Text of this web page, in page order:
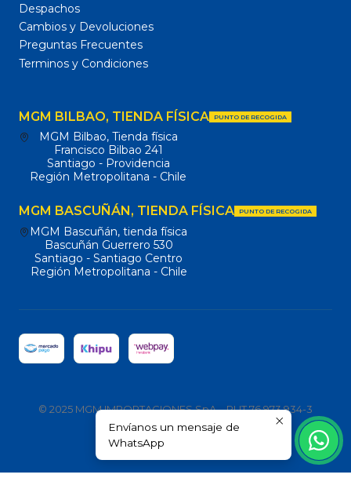
Despachos
Cambios y Devoluciones
Preguntas Frecuentes
Terminos y Condiciones
MGM BILBAO, TIENDA FÍSICA PUNTO DE RECOGIDA
MGM Bilbao, Tienda física
Francisco Bilbao 241
Santiago - Providencia
Región Metropolitana - Chile
MGM BASCUÑÁN, TIENDA FÍSICA PUNTO DE RECOGIDA
MGM Bascuñán, tienda física
Bascuñán Guerrero 530
Santiago - Santiago Centro
Región Metropolitana - Chile
© 2025 MGM IMPORTACIONES SpA – RUT 76.973.934-3
Todos los derechos reservados.
Envíanos un mensaje de
WhatsApp